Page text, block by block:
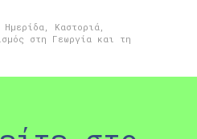
Ημερίδα, Καστοριά,
στη Γεωργία και τη